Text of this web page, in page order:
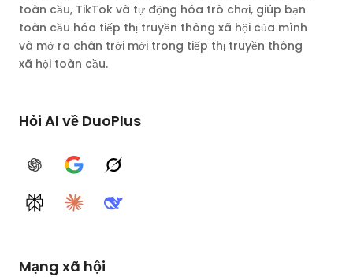
toàn cầu, TikTok và tự động hóa trò chơi, giúp bạn
toàn cầu hóa tiếp thị truyền thông xã hội của mình
và mở ra chân trời mới trong tiếp thị truyền thông
xã hội toàn cầu.
Hỏi AI về DuoPlus
ChatGPTGoogle AIGrok
PerplexityClaudeDeepSeek
Mạng xã hội